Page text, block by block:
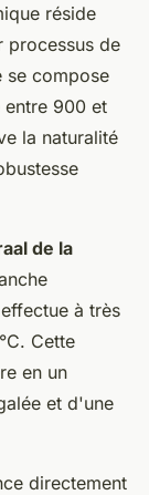
réside
processus de
se compose
900 et
la naturalité
de la
à très
Cette
en un
et d'une
directement